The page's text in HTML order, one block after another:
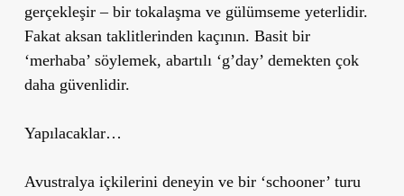
gerçekleşir – bir tokalaşma ve gülümseme yeterlidir.
Fakat aksan taklitlerinden kaçının. Basit bir
‘merhaba’ söylemek, abartılı ‘g’day’ demekten çok
daha güvenlidir.
Yapılacaklar…
Avustralya içkilerini deneyin ve bir ‘schooner’ turu